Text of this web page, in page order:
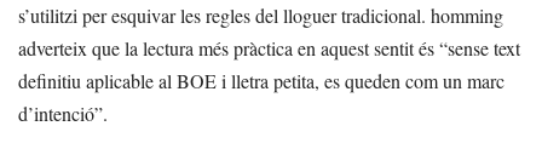
s’utilitzi per esquivar les regles del lloguer tradicional. homming
adverteix que la lectura més pràctica en aquest sentit és “sense text
definitiu aplicable al BOE i lletra petita, es queden com un marc
d’intenció”.